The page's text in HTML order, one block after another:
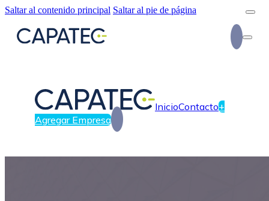
Saltar al contenido principal Saltar al pie de página
InicioContacto+
Agregar Empresa